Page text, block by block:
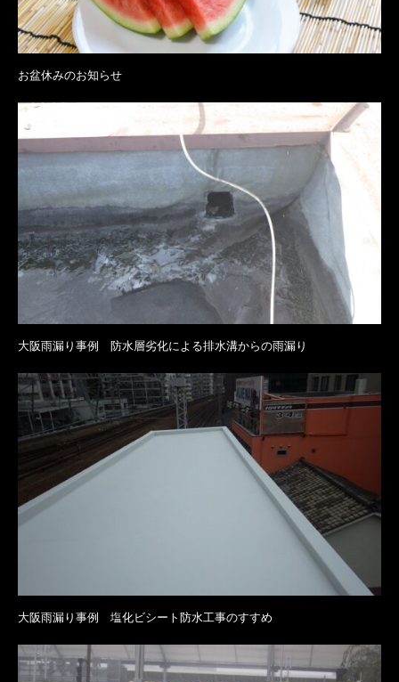
お盆休みのお知らせ
大阪雨漏り事例 防水層劣化による排水溝からの雨漏り
大阪雨漏り事例 塩化ビシート防水工事のすすめ